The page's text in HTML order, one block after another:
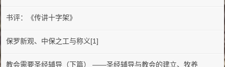
书评：《传讲十字架》
保罗新观、中保之工与称义[1]
教会需要圣经辅导（下篇） ——圣经辅导与教会的建立、牧养